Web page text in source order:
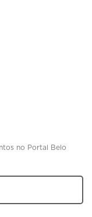
no Portal Belo